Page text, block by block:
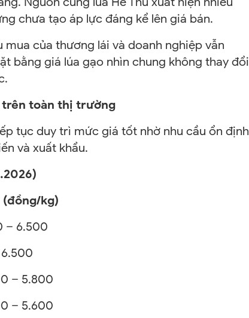
chưa tạo áp lực đáng kể lên giá bán.
của thương lái và doanh nghiệp vẫn
bằng giá lúa gạo nhìn chung không thay đổi
trên toàn thị trường
tục duy trì mức giá tốt nhờ nhu cầu ổn định
và xuất khẩu.
kg)
5.800
5.600